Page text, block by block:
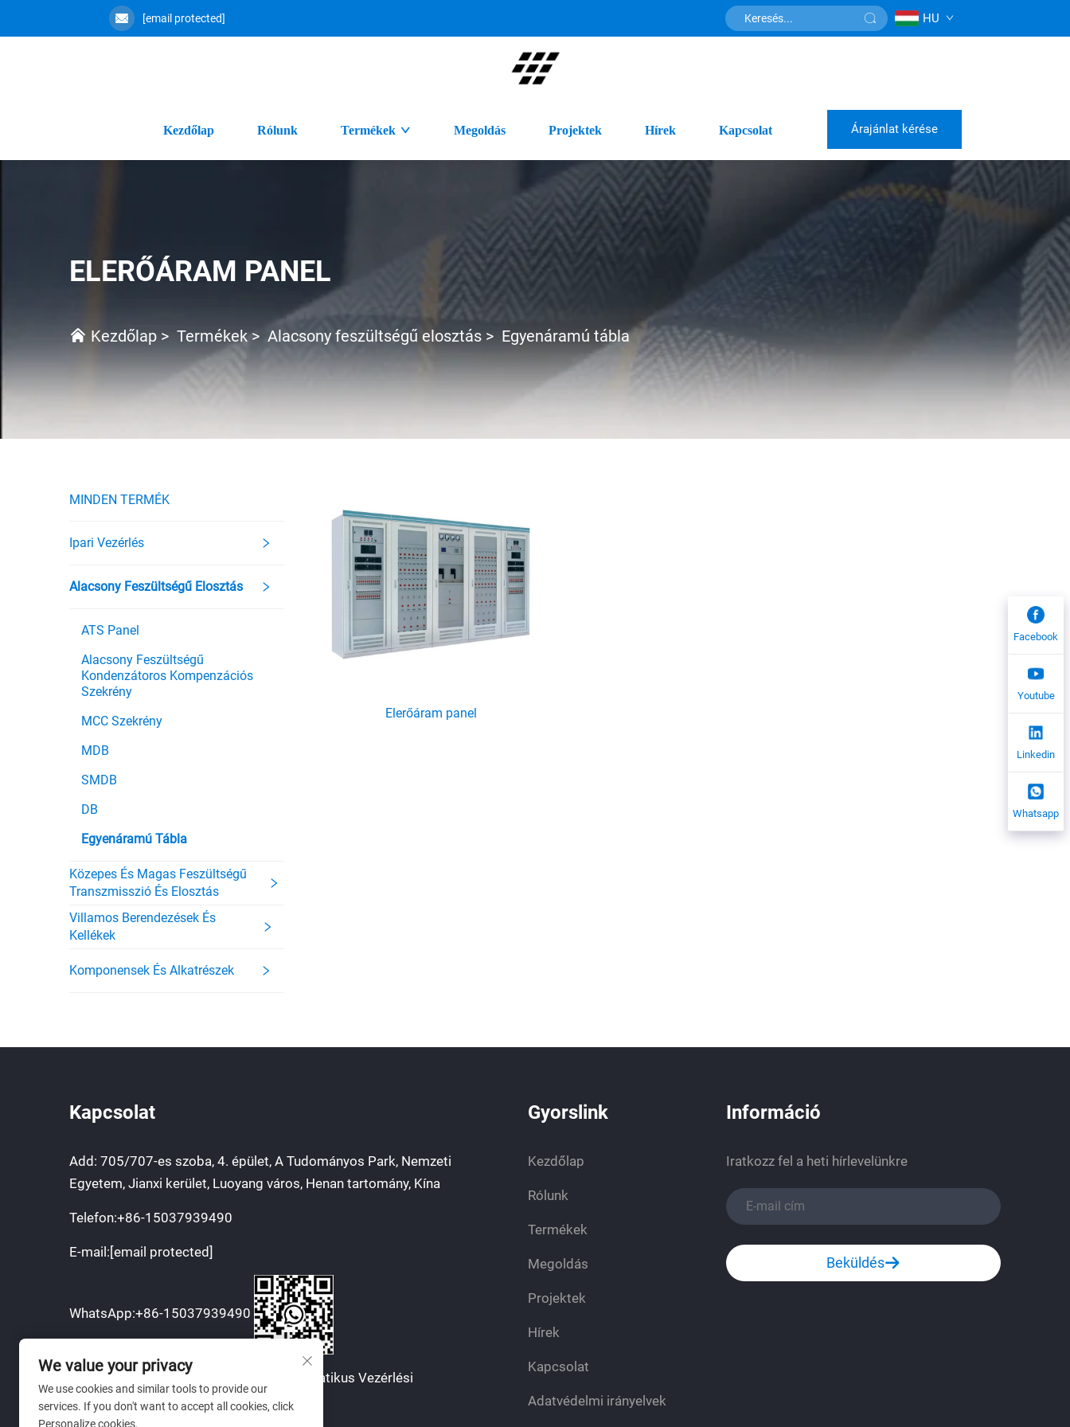
[email protected] HU
Kezdőlap Rólunk Termékek Megoldás Projektek Hírek Kapcsolat Árajánlat kérése
ELERŐÁRAM PANEL
Kezdőlap > Termékek> Alacsony feszültségű elosztás > Egyenáramú tábla
MINDEN TERMÉK
Ipari Vezérlés
Alacsony Feszültségű Elosztás
ATS Panel
Alacsony Feszültségű
Kondenzátoros Kompenzációs
Szekrény
MCC Szekrény
MDB
SMDB
DB
Egyenáramú Tábla
Közepes És Magas Feszültségű
Transzmisszió És Elosztás
Villamos Berendezések És
Kellékek
Komponensek És Alkatrészek
Elerőáram panel
Facebook
Youtube
Linkedin
Whatsapp
Kapcsolat
Add: 705/707-es szoba, 4. épület, A Tudományos Park, Nemzeti
Egyetem, Jianxi kerület, Luoyang város, Henan tartomány, Kína
Telefon:+86-15037939490
E-mail: [email protected]
WhatsApp:+86-15037939490
Szerzői jog © 2025 Luoyang Bozhi Automatikus Vezérlési
Technológia Kft.
Gyorslink
Kezdőlap
Rólunk
Termékek
Megoldás
Projektek
Hírek
Kapcsolat
Adatvédelmi irányelvek
Információ
Iratkozz fel a heti hírlevelünkre
Beküldés
We value your privacy
We use cookies and similar tools to provide our
services. If you don't want to accept all cookies, click
Personalize cookies.